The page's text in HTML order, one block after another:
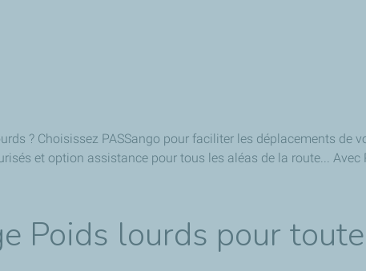
? Choisissez PASSango pour faciliter les déplacements de
et option assistance pour tous les aléas de la route... Avec
Poids lourds pour